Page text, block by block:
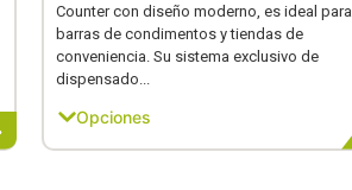
Counter con diseño moderno, es ideal para
barras de condimentos y tiendas de
conveniencia. Su sistema exclusivo de
dispensado...
Opciones